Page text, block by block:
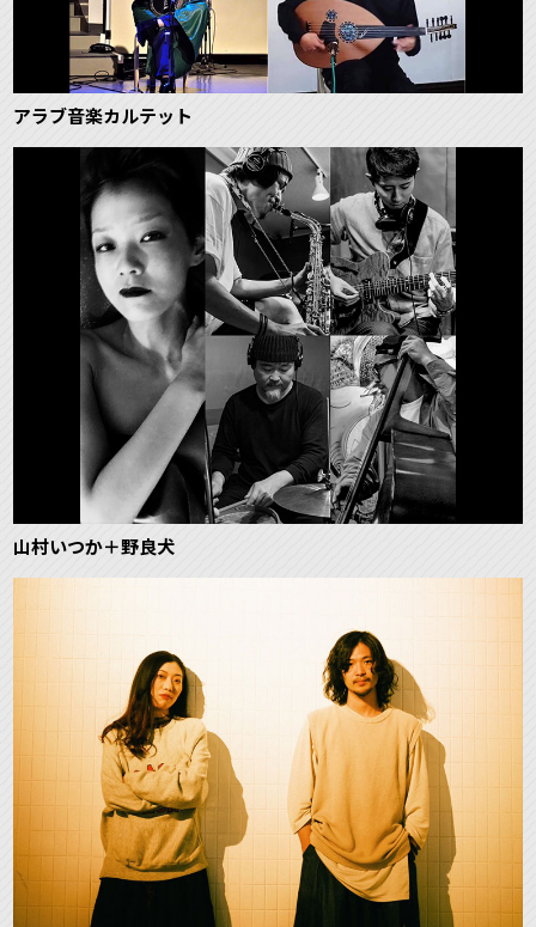
アラブ音楽カルテット
山村いつか＋野良犬